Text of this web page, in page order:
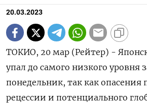
20.03.2023
ТОКИО, 20 мар (Рейтер) -
упал до самого низкого уровня
понедельник, так как опасения
рецессии и потенциального